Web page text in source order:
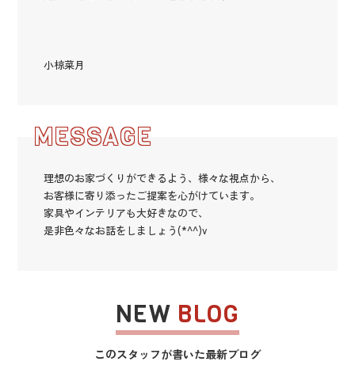
小椋菜月
MESSAGE
理想のお家づくりができるよう、様々な視点から、
お客様に寄り添ったご提案を心がけています。
家具やインテリアも大好きなので、
是非色々なお話をしましょう(*^^)v
NEW BLOG
このスタッフが書いた最新ブログ